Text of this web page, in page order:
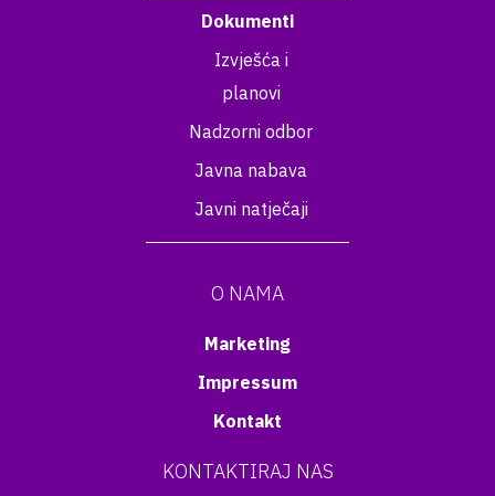
Dokumenti
Izvješća i
planovi
Nadzorni odbor
Javna nabava
Javni natječaji
O NAMA
Marketing
Impressum
Kontakt
KONTAKTIRAJ NAS